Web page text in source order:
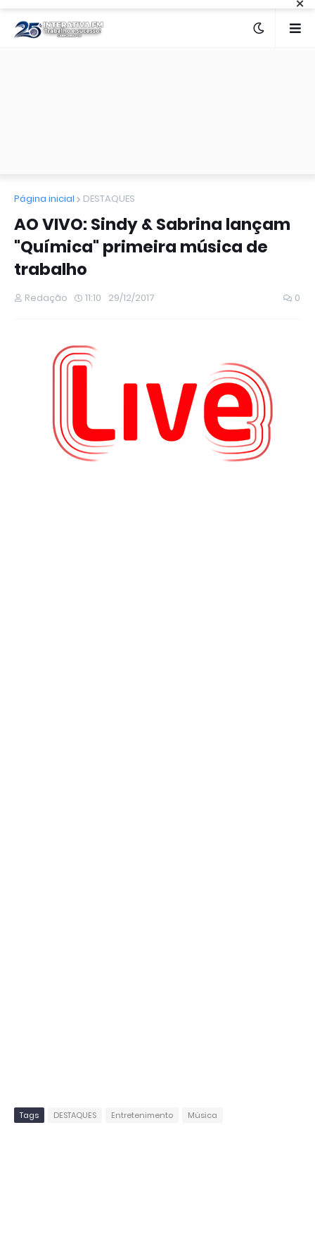
Página inicial DESTAQUES
AO VIVO: Sindy & Sabrina lançam
"Química" primeira música de
trabalho
Redação 11:10 29/12/2017 0
Tags DESTAQUES Entretenimento Música